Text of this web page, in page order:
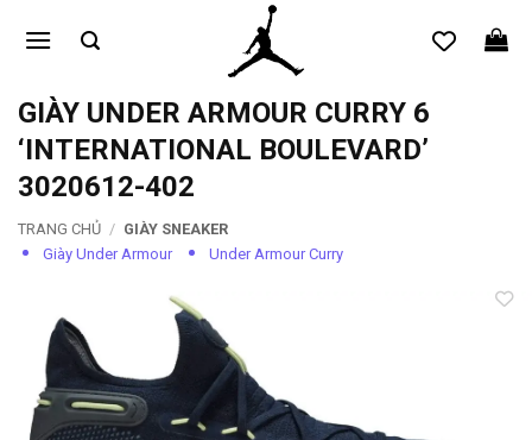
qua
dungGIÀY UNDER ARMOUR CURRY 6
‘INTERNATIONAL BOULEVARD’
3020612-402
TRANG CHỦ / GIÀY SNEAKER
Giày Under Armour
Under Armour Curry